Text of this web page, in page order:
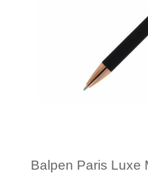
Balpen Paris Luxe